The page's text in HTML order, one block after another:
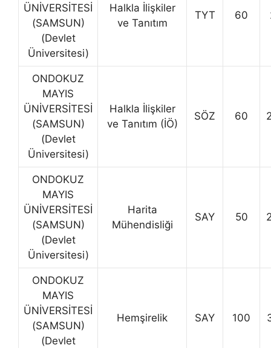
ÜNİVERSİTESİ
(SAMSUN)
(Devlet
Üniversitesi)
Halkla İlişkiler
ve Tanıtım
TYT 60
ONDOKUZ
MAYIS
ÜNİVERSİTESİ
(SAMSUN)
(Devlet
Üniversitesi)
Halkla İlişkiler
ve Tanıtım (İÖ)
SÖZ 60
ONDOKUZ
MAYIS
ÜNİVERSİTESİ
(SAMSUN)
(Devlet
Üniversitesi)
Harita
Mühendisliği
SAY 50
ONDOKUZ
MAYIS
ÜNİVERSİTESİ
(SAMSUN)
(Devlet
Hemşirelik SAY 100